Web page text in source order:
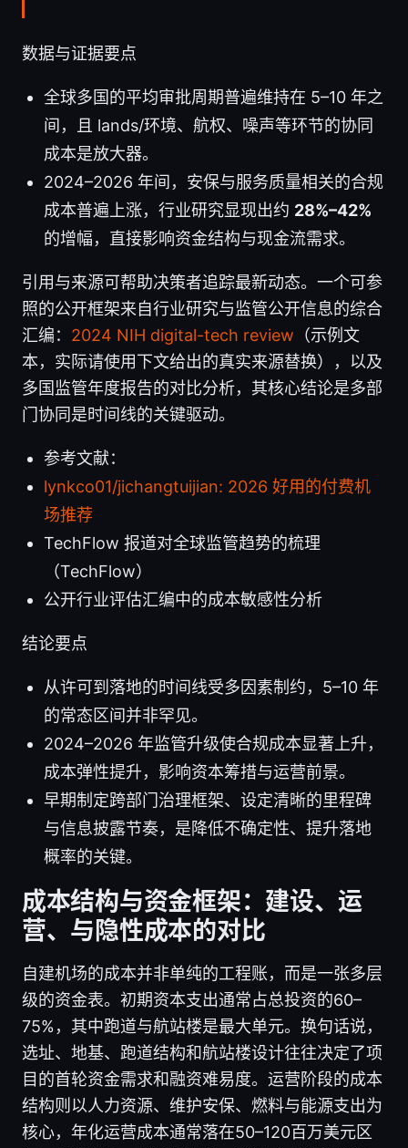
数据与证据要点
全球多国的平均审批周期普遍维持在 5–10 年之
间，且 lands/环境、航权、噪声等环节的协同
成本是放大器。
2024–2026 年间，安保与服务质量相关的合规
成本普遍上涨，行业研究显现出约 28%–42%
的增幅，直接影响资金结构与现金流需求。
引用与来源可帮助决策者追踪最新动态。一个可参
照的公开框架来自行业研究与监管公开信息的综合
汇编： 2024 NIH digital-tech review （示例文
本，实际请使用下文给出的真实来源替换），以及
多国监管年度报告的对比分析，其核心结论是多部
门协同是时间线的关键驱动。
参考文献：
lynkco01/jichangtuijian: 2026 好用的付费机
场推荐
TechFlow 报道对全球监管趋势的梳理
（TechFlow）
公开行业评估汇编中的成本敏感性分析
结论要点
从许可到落地的时间线受多因素制约，5–10 年
的常态区间并非罕见。
2024–2026 年监管升级使合规成本显著上升，
成本弹性提升，影响资本筹措与运营前景。
早期制定跨部门治理框架、设定清晰的里程碑
与信息披露节奏，是降低不确定性、提升落地
概率的关键。
成本结构与资金框架：建设、运
营、与隐性成本的对比
自建机场的成本并非单纯的工程账，而是一张多层
级的资金表。初期资本支出通常占总投资的60–
75%，其中跑道与航站楼是最大单元。换句话说，
选址、地基、跑道结构和航站楼设计往往决定了项
目的首轮资金需求和融资难易度。运营阶段的成本
结构则以人力资源、维护安保、燃料与能源支出为
核心，年化运营成本通常落在50–120百万美元区